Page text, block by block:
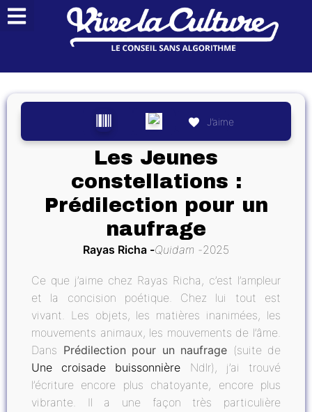
J’aime
Les Jeunes
constellations :
Prédilection pour un
naufrage
Rayas Richa Quidam 2025
Ce que j’aime chez Rayas Richa, c’est l’ampleur
et la concision poétique. Chez lui tout est
vivant. Les objets, les matières inanimées, les
mouvements animaux, les mouvements de l’âme.
Dans Prédilection pour un naufrage (suite de
Une croisade buissonnière
Ndlr), j’ai trouvé
l’écriture encore plus chatoyante, encore plus
vibrante. Il a une façon très particulière